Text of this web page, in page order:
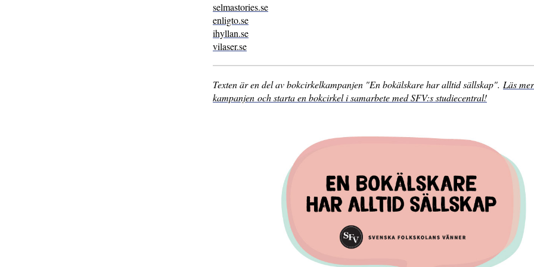
selmastories.se
enligto.se
ihyllan.se
vilaser.se
Texten är en del av bokcirkelkampanjen "En bokälskare har alltid sällskap". Läs
kampanjen och starta en bokcirkel i samarbete med SFV:s studiecentral!